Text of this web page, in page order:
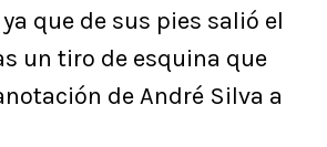
ya que de sus pies salió el
un tiro de esquina que
de André Silva a